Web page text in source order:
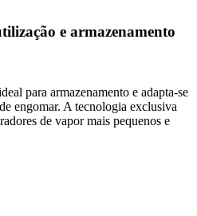
e armazenamento
para armazenamento e adapta-se
engomar. A tecnologia exclusiva
de vapor mais pequenos e